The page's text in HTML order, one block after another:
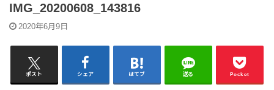
IMG_20200608_143816
2020年6月9日
ポスト シェア はてブ 送る Pocket